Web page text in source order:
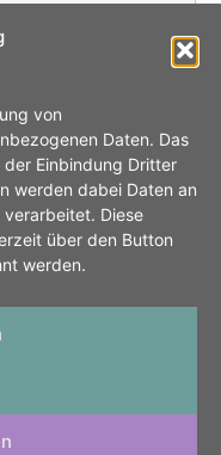
von
Daten. Das
Einbindung Dritter
werden dabei Daten an
Diese
über den Button
werden.
in diesem
Kommentar